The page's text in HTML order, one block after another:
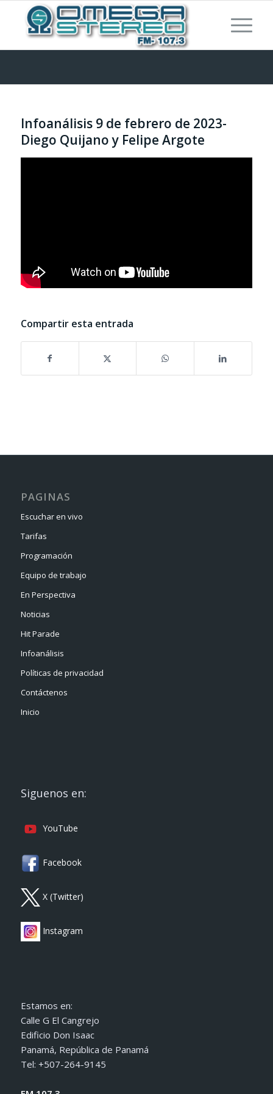
Infoanálisis 9 de febrero de 2023-
Diego Quijano y Felipe Argote
Compartir esta entrada
PAGINAS
Escuchar en vivo
Tarifas
Programación
Equipo de trabajo
En Perspectiva
Noticias
Hit Parade
Infoanálisis
Políticas de privacidad
Contáctenos
Inicio
Siguenos en:
YouTube
Facebook
X (Twitter)
Instagram
Estamos en:
Calle G El Cangrejo
Edificio Don Isaac
Panamá, República de Panamá
Tel: +507-264-9145